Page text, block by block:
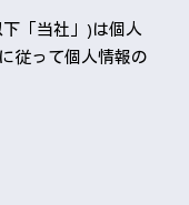
「当社」)は個人
従って個人情報の